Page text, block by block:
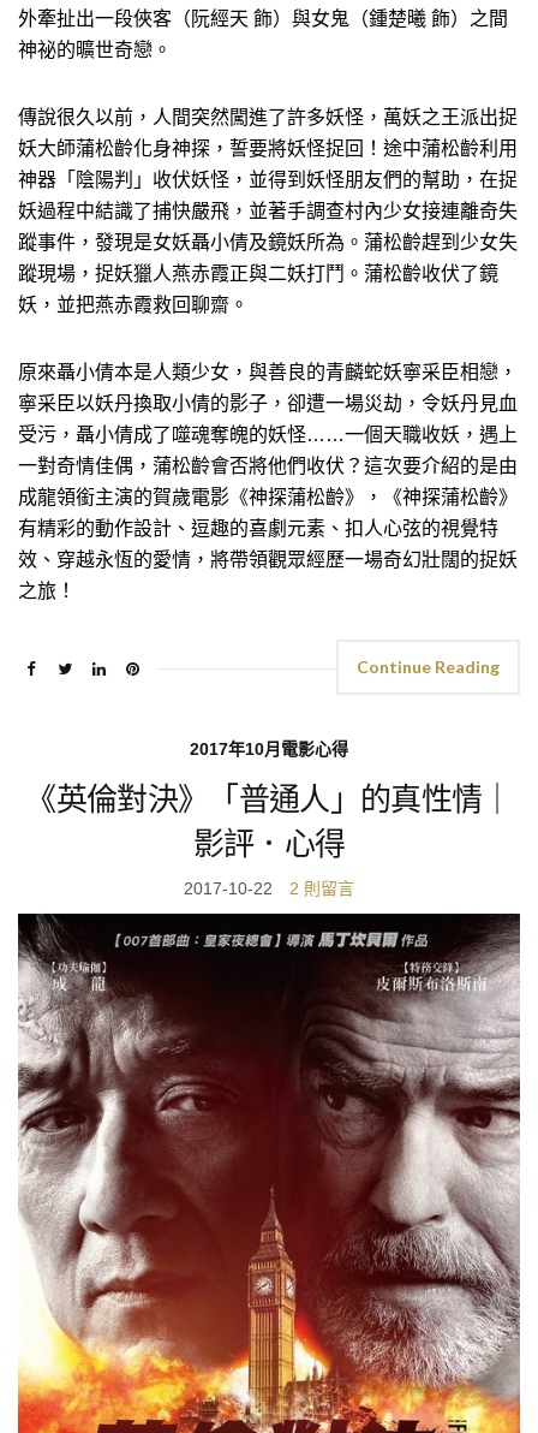
外牽扯出一段俠客（阮經天 飾）與女鬼（鍾楚曦 飾）之間
神祕的曠世奇戀。
傳說很久以前，人間突然闖進了許多妖怪，萬妖之王派出捉
妖大師蒲松齡化身神探，誓要將妖怪捉回！途中蒲松齡利用
神器「陰陽判」收伏妖怪，並得到妖怪朋友們的幫助，在捉
妖過程中結識了捕快嚴飛，並著手調查村內少女接連離奇失
蹤事件，發現是女妖聶小倩及鏡妖所為。蒲松齡趕到少女失
蹤現場，捉妖獵人燕赤霞正與二妖打鬥。蒲松齡收伏了鏡
妖，並把燕赤霞救回聊齋。
原來聶小倩本是人類少女，與善良的青麟蛇妖寧采臣相戀，
寧采臣以妖丹換取小倩的影子，卻遭一場災劫，令妖丹見血
受污，聶小倩成了噬魂奪魄的妖怪……一個天職收妖，遇上
一對奇情佳偶，蒲松齡會否將他們收伏？這次要介紹的是由
成龍領銜主演的賀歲電影《神探蒲松齡》，《神探蒲松齡》
有精彩的動作設計、逗趣的喜劇元素、扣人心弦的視覺特
效、穿越永恆的愛情，將帶領觀眾經歷一場奇幻壯闊的捉妖
之旅！
Continue Reading
2017年10月電影心得
《英倫對決》「普通人」的真性情｜
影評．心得
2017-10-22 2 則留言